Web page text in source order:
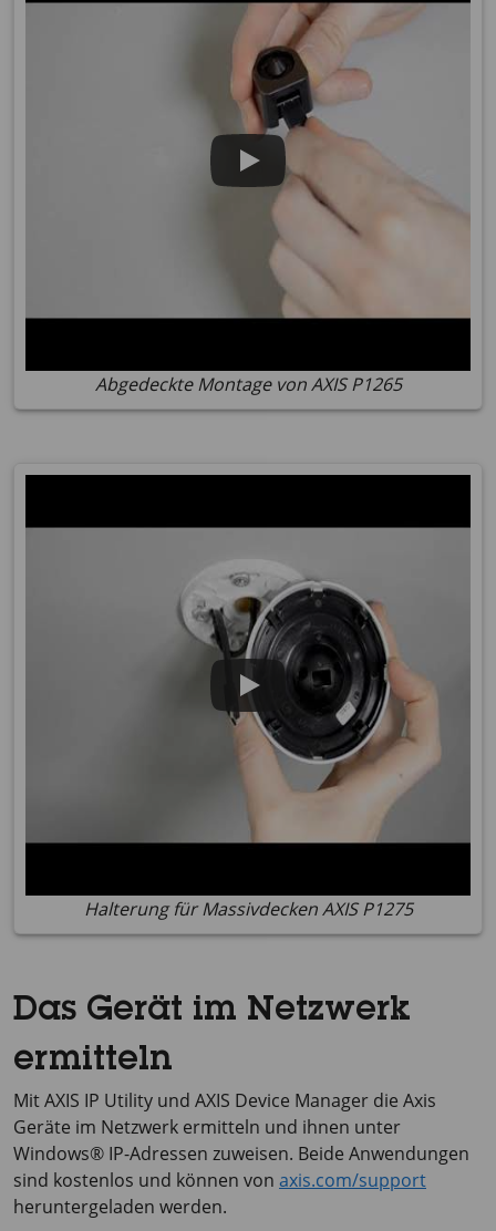
Abgedeckte Montage von AXIS P1265
Halterung für Massivdecken AXIS P1275
Das Gerät im Netzwerk
ermitteln
MitAXIS IP Utility und AXIS Device Manager die Axis
Geräte im Netzwerk ermitteln und ihnen unter
Windows® IP-Adressen zuweisen. Beide Anwendungen
sind kostenlos und können von axis.com/support
heruntergeladen werden.